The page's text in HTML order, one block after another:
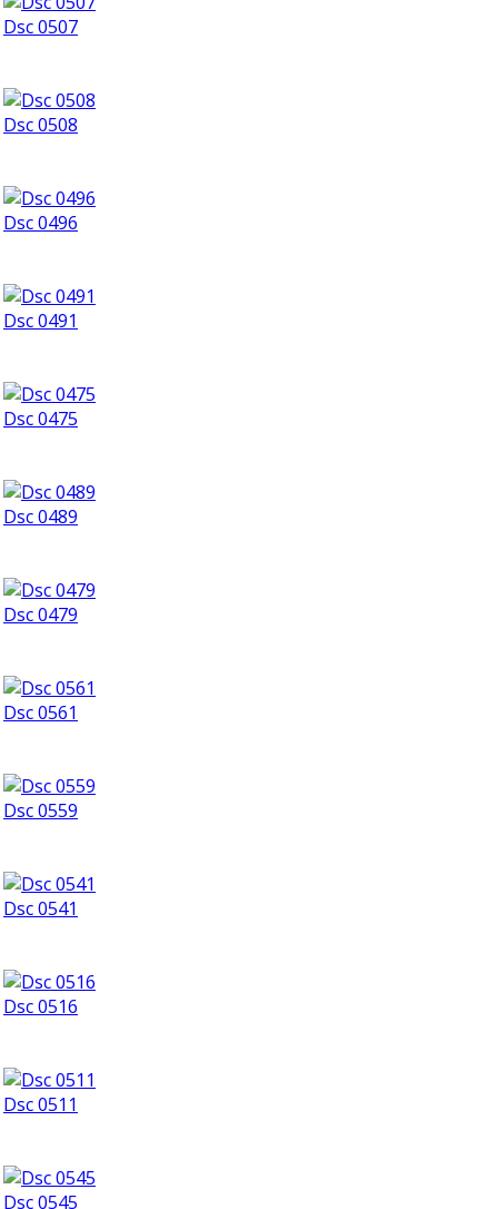
Dsc 0507
Dsc 0508
Dsc 0496
Dsc 0491
Dsc 0475
Dsc 0489
Dsc 0479
Dsc 0561
Dsc 0559
Dsc 0541
Dsc 0516
Dsc 0511
Dsc 0545